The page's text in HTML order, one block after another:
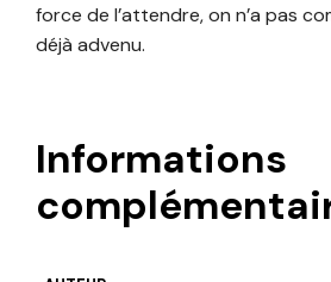
force de l’attendre, on n’a pas
déjà advenu.
Informations